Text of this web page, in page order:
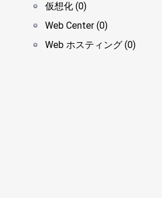
仮想化 (0)
Web Center (0)
Web ホスティング (0)